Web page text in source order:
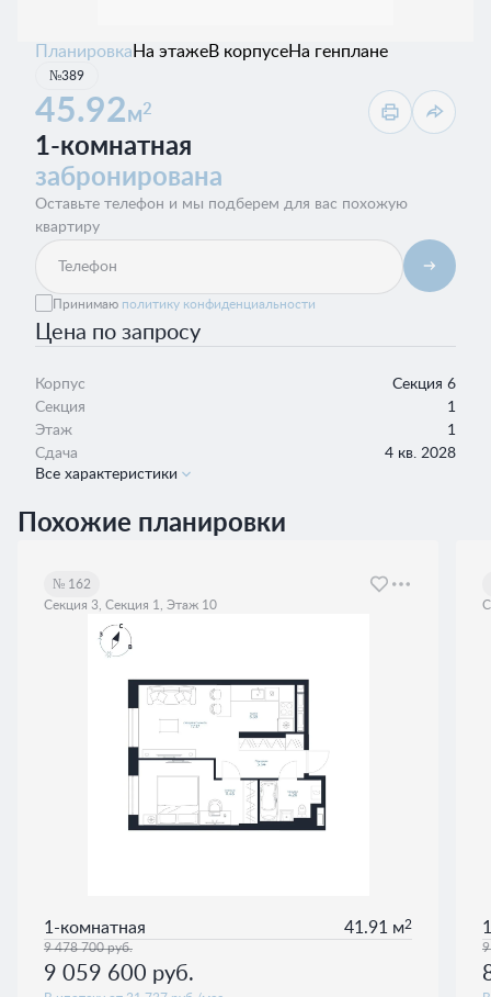
Планировка На этажеВ корпусеНа генплане
№389
45.92м2
1-комнатная
забронирована
Оставьте телефон и мы подберем для вас похожую
квартиру
Принимаю политику конфиденциальности
Цена по запросу
Корпус
Секция 6
Секция
1
Этаж
1
Сдача
4 кв. 2028
Все характеристики
Похожие планировки
№ 162
Секция 3, Секция 1, Этаж 10
1-комнатная 41.91 м2
9 478 700руб.
9 059 600 руб.